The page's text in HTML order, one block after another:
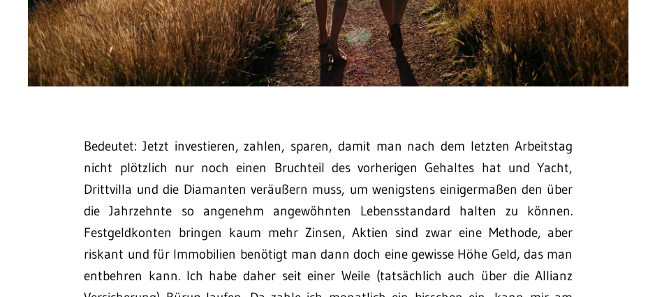
Bedeutet: Jetzt investieren, zahlen, sparen, damit man nach dem letzten Arbeitstag
nicht plötzlich nur noch einen Bruchteil des vorherigen Gehaltes hat und Yacht,
Drittvilla und die Diamanten veräußern muss, um wenigstens einigermaßen den über
die Jahrzehnte so angenehm angewöhnten Lebensstandard halten zu können.
Festgeldkonten bringen kaum mehr Zinsen, Aktien sind zwar eine Methode, aber
riskant und für Immobilien benötigt man dann doch eine gewisse Höhe Geld, das man
entbehren kann. Ich habe daher seit einer Weile (tatsächlich auch über die Allianz